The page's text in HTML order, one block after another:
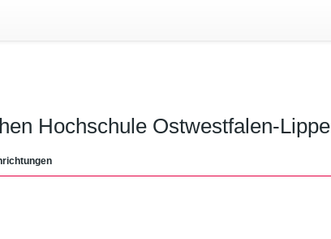
Hochschule Ostwestfalen-Lippe